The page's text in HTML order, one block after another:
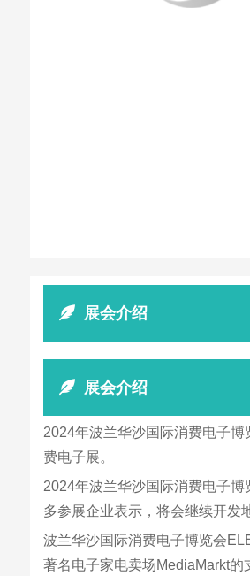
展会介绍
展会介绍
2024年波兰华沙国际消费电子
费电子展。
2024年波兰华沙国际消费电子
多参展企业表示，将会继续开发
波兰华沙国际消费电子博览会
著名电子家电卖场MediaMarkt的